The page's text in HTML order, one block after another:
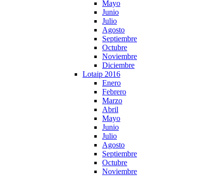
Mayo
Junio
Julio
Agosto
Septiembre
Octubre
Noviembre
Diciembre
Lotaip 2016
Enero
Febrero
Marzo
Abril
Mayo
Junio
Julio
Agosto
Septiembre
Octubre
Noviembre